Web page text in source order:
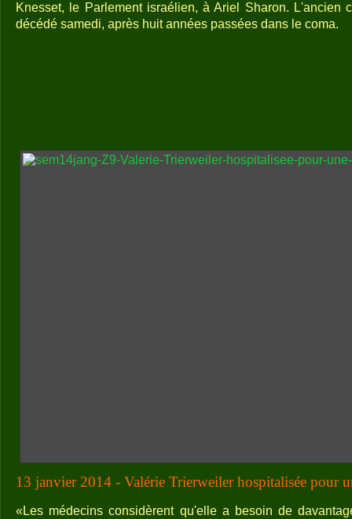
Knesset, le Parlement israélien, à Ariel Sharon. L'ancien
décédé samedi, après huit années passées dans le coma.
13 janvier 2014 - Valérie Trierweiler hospitalisée pour
«Les médecins considèrent qu'elle a besoin de